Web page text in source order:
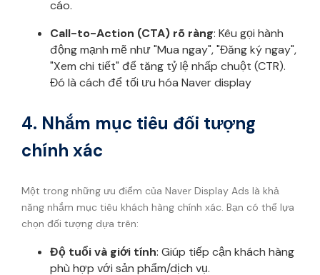
cáo.
Call-to-Action (CTA) rõ ràng: Kêu gọi hành
động mạnh mẽ như "Mua ngay", "Đăng ký ngay",
"Xem chi tiết" để tăng tỷ lệ nhấp chuột (CTR).
Đó là cách để tối ưu hóa Naver display
4. Nhắm mục tiêu đối tượng
chính xác
Một trong những ưu điểm của Naver Display Ads là khả
năng nhắm mục tiêu khách hàng chính xác. Bạn có thể lựa
chọn đối tượng dựa trên:
Độ tuổi và giới tính: Giúp tiếp cận khách hàng
phù hợp với sản phẩm/dịch vụ.